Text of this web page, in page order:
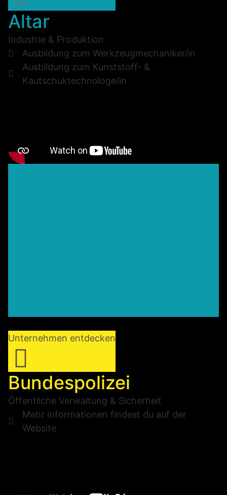
Altar
Industrie & Produktion
Ausbildung zum Werkzeugmechaniker/in
Ausbildung zum Kunststoff- &
Kautschuktechnologe/in
Unternehmen entdecken
Bundespolizei
Öffentliche Verwaltung & Sicherheit
Mehr informationen findest du auf der
Website